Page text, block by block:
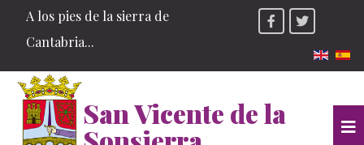
A los pies de la sierra de
Cantabria...
San Vicente de la